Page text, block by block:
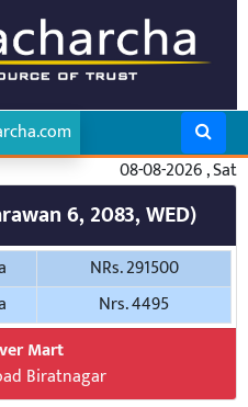
08-08-2026 , Sat
6, 2083, WED)
NRs. 291500
Nrs. 4495
Mart
Biratnagar